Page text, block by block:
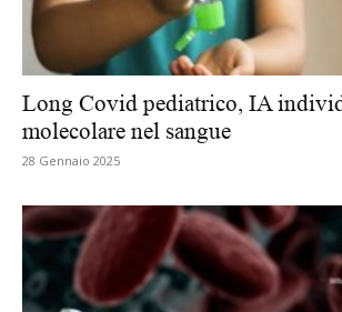
Long Covid pediatrico, IA
molecolare nel sangue
28 Gennaio 2025